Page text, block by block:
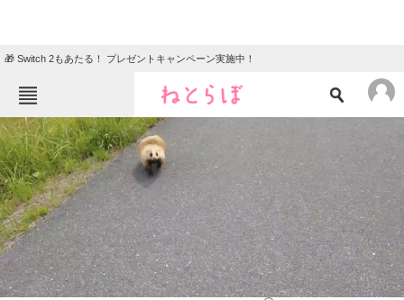
🎁 Switch 2もあたる！ プレゼントキャンペーン実施中！
ねとらぼメニュー
TOP ニュース
エンタメ クイズ
グルメ 地域
住まい 教育・育児
動物 リサーチ